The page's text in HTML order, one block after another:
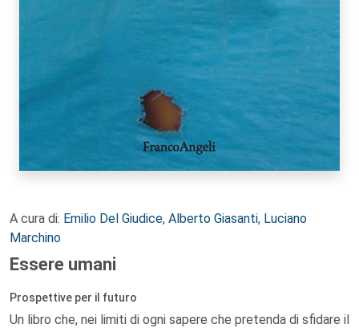
A cura di: Emilio Del Giudice, Alberto Giasanti, Luciano
Marchino
Essere umani
Prospettive per il futuro
Un libro che, nei limiti di ogni sapere che pretenda di sfidare il